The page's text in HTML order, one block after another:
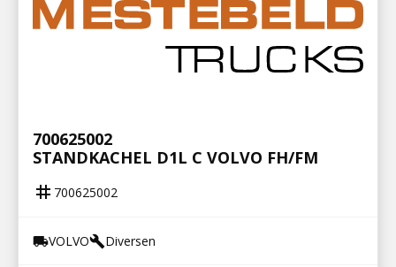
700625002
STANDKACHEL D1L C VOLVO FH/FM
tag 700625002
local_shippingVOLVObuildDiversen